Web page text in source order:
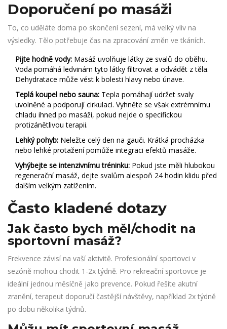
Doporučení po masáži
To, co uděláte doma po skončení sezení, má velký vliv na
výsledky. Tělo potřebuje čas na zpracování změn ve tkáních.
Pijte hodně vody: Masáž uvolňuje látky ze svalů do oběhu.
Voda pomáhá ledvinám tyto látky filtrovat a odvádět z těla.
Dehydratace může vést k bolesti hlavy nebo únave.
Teplá koupel nebo sauna: Tepla pomáhají udržet svaly
uvolněné a podporují cirkulaci. Vyhněte se však extrémnímu
chladu ihned po masáži, pokud nejde o specifickou
protizánětlivou terapii.
Lehký pohyb: Neležte celý den na gauči. Krátká procházka
nebo lehké protažení pomůže integraci efektů masáže.
Vyhýbejte se intenzivnímu tréninku: Pokud jste měli hlubokou
regenerační masáž, dejte svalům alespoň 24 hodin klidu před
dalším velkým zatížením.
Často kladené dotazy
Jak často bych měl/chodit na
sportovní masáž?
Frekvence závisí na vaší aktivitě. Profesionální sportovci v
sezóně mohou chodit 1-2x týdně. Pro rekreační sportovce je
ideální jednou měsíčně jako prevence. Pokud řešíte akutní
zranění, terapeut doporučí častější návštěvy, například 2x týdně
po dobu několika týdnů.